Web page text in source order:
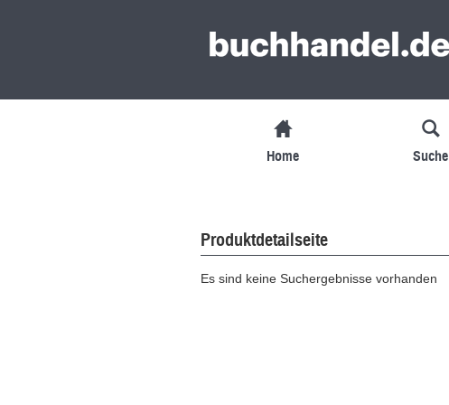
Home Suche
Produktdetailseite
Es sind keine Suchergebnisse vorhanden